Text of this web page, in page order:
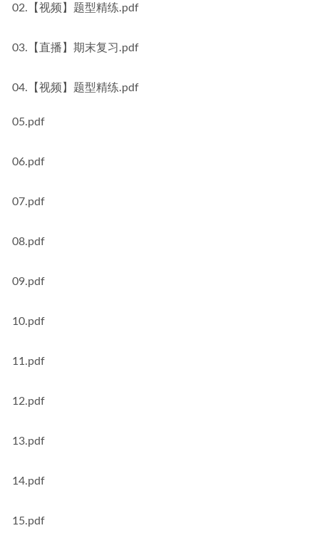
02.【视频】题型精练.pdf
03.【直播】期末复习.pdf
04.【视频】题型精练.pdf
05.pdf
06.pdf
07.pdf
08.pdf
09.pdf
10.pdf
11.pdf
12.pdf
13.pdf
14.pdf
15.pdf